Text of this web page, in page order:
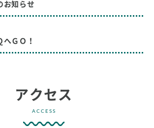
お知らせ
ＧＯ！
アクセス
ACCESS